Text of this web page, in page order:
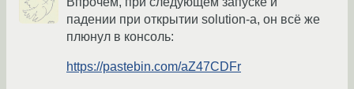
падении при открытии solution-а, он всё же
плюнул в консоль:
https://pastebin.com/aZ47CDFr